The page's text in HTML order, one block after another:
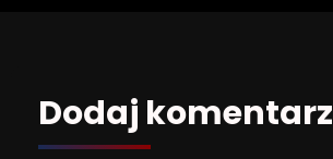
Dodaj komentarz